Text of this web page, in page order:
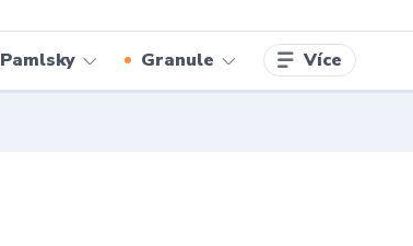
Pamlsky Granule Více